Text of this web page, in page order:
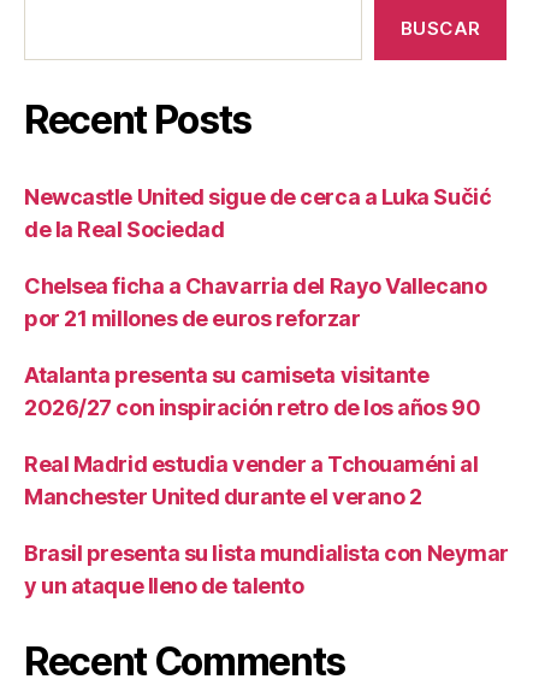
BUSCAR
Recent Posts
Newcastle United sigue de cerca a Luka Sučić
de la Real Sociedad
Chelsea ficha a Chavarria del Rayo Vallecano
por 21 millones de euros reforzar
Atalanta presenta su camiseta visitante
2026/27 con inspiración retro de los años 90
Real Madrid estudia vender a Tchouaméni al
Manchester United durante el verano 2
Brasil presenta su lista mundialista con Neymar
y un ataque lleno de talento
Recent Comments